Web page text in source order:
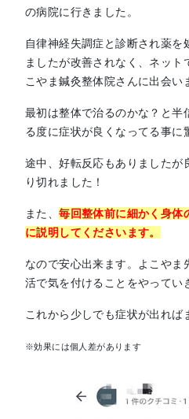
の病院に行きました。
自律神経失調症と診断され薬を
ましたが改善されなく、ネット
こやま鍼灸整体院さんに出会い
最初は整体で治るのかな？と半
る度に症状が良くなってる事に
途中、好転反応もありましたが
り切れました！
また、毎回整体前に細かく身体
に説明してくださいます。
なので安心出来ます。よこやま
活で気を付けることをやってい
これから少しでも症状が出れば
※効果には個人差があります